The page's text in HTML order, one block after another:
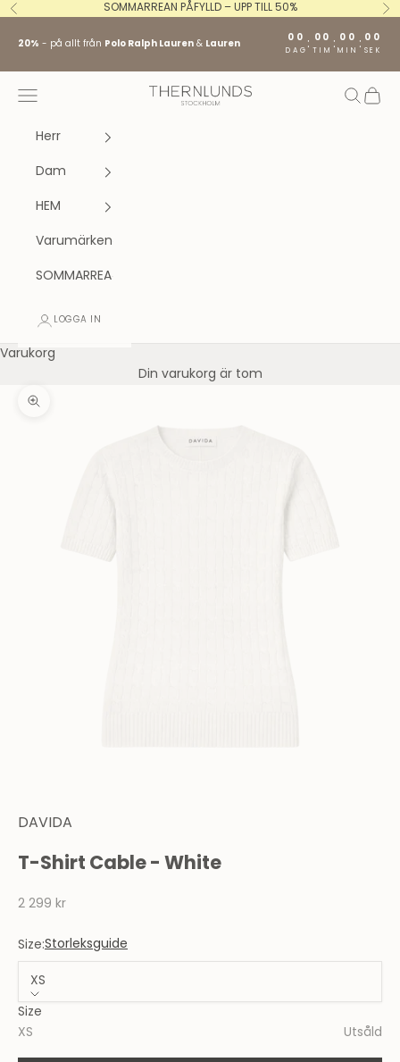
Hoppa till innehållet
Föregående SOMMARREAN PÅFYLLD – UPP TILL 50%
20% - på allt från Polo Ralph Lauren & Lauren
00
DAG : 00
TIM : 00
MIN : 00
SEK
Stockholm fashion agency AB
Öppna navigeringsmenyn Öppna
Herr
Dam
HEM
Varumärken
SOMMARREA
LOGGA IN
Varukorg
Din varukorg är tom
Zooma
DAVIDA
T-Shirt Cable - White
REA-pris
2 299 kr
Size:Storleksguide
XS
Size
XS
Utsåld